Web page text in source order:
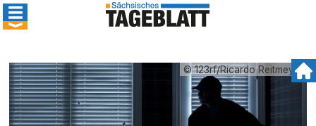
© 123rf/Ricardo Reitmeyer